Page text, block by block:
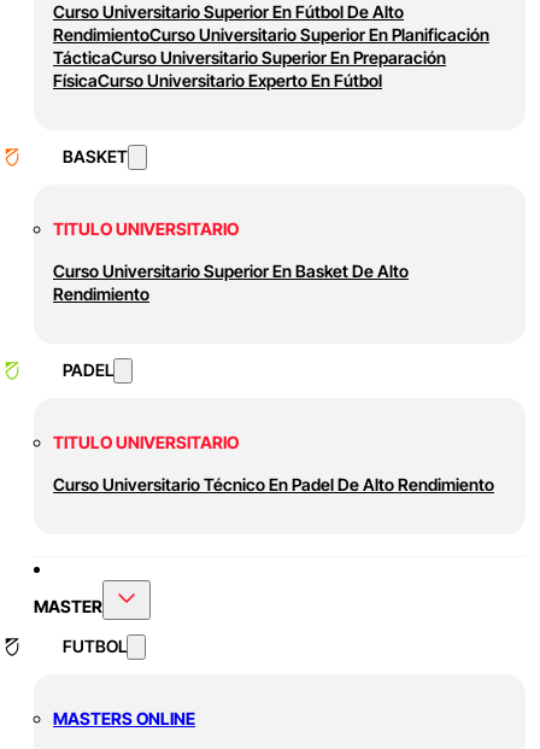
Curso Universitario Superior En Fútbol De Alto
RendimientoCurso Universitario Superior En Planificación
TácticaCurso Universitario Superior En Preparación
FísicaCurso Universitario Experto En Fútbol
BASKET
TITULO UNIVERSITARIO
Curso Universitario Superior En Basket De Alto
Rendimiento
PADEL
TITULO UNIVERSITARIO
Curso Universitario Técnico En Padel De Alto Rendimiento
MASTER
FUTBOL
MASTERS ONLINE